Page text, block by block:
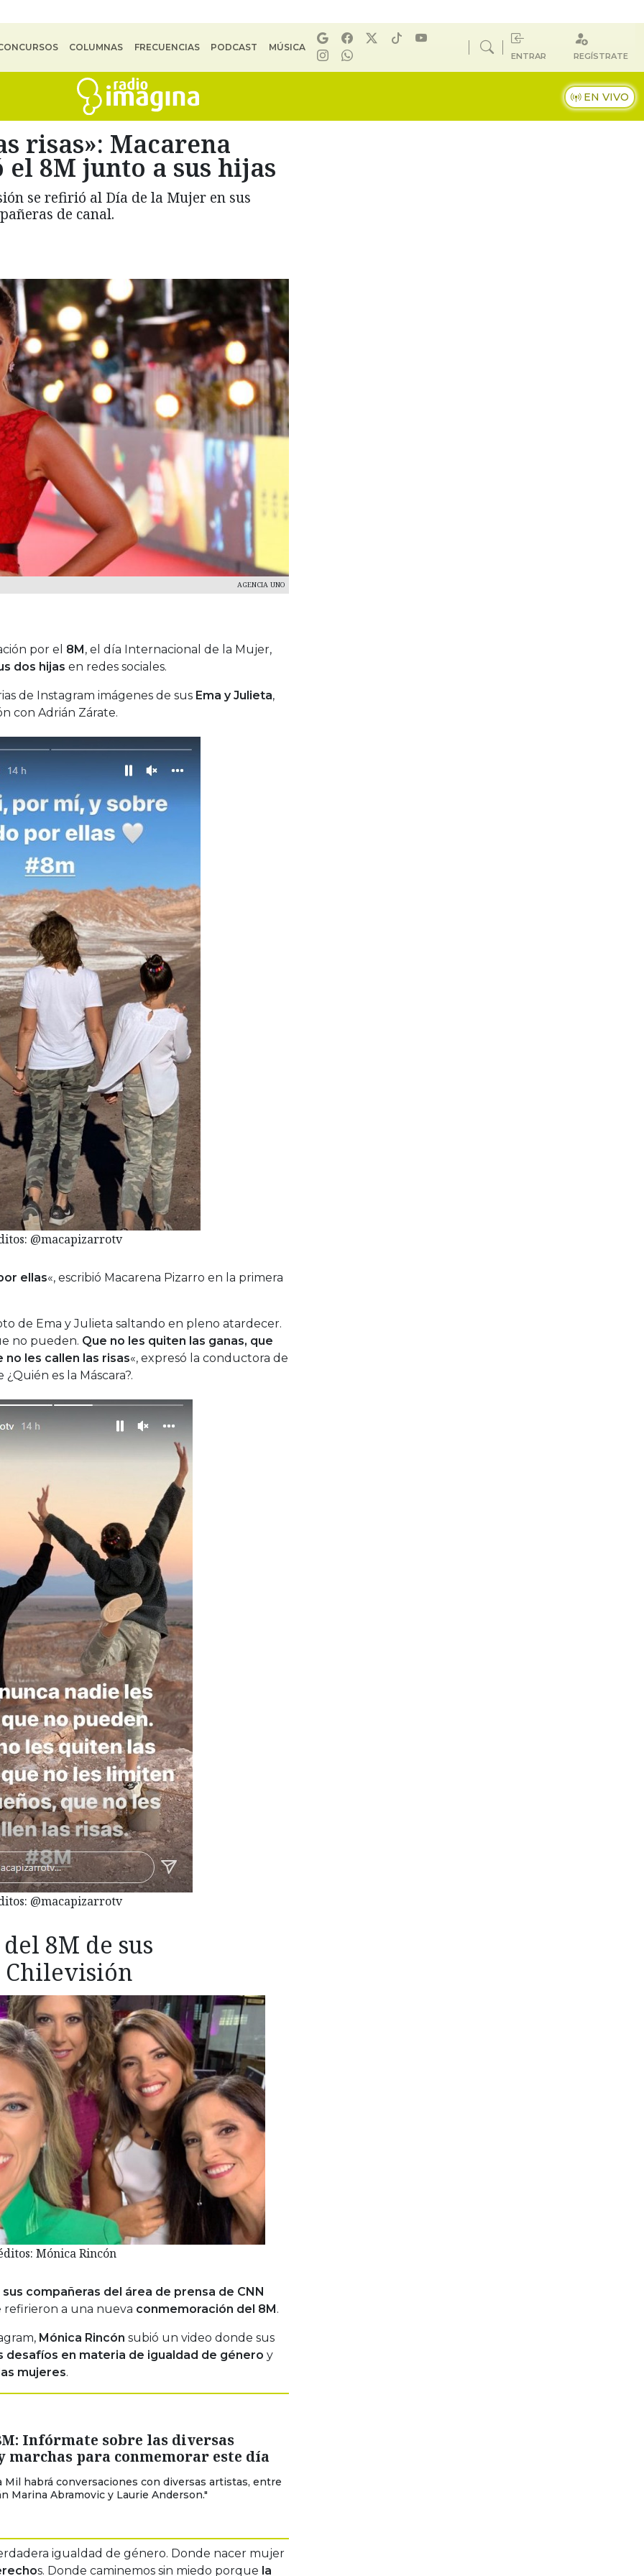
COLUMNAS FRECUENCIAS PODCAST MÚSICA
ENTRAR REGÍSTRATE
EN VIVO
risas»: Macarena
8M junto a sus hijas
se refirió al Día de la Mujer en sus
de canal.
AGENCIA UNO
por el 8M, el día Internacional de la Mujer,
dos hijas en redes sociales.
de Instagram imágenes de sus Ema y Julieta,
con Adrián Zárate.
@macapizarrotv
ellas«, escribió Macarena Pizarro en la primera
de Ema y Julieta saltando en pleno atardecer.
no pueden. Que no les quiten las ganas, que
no les callen las risas«, expresó la conductora de
es la Máscara?.
@macapizarrotv
8M de sus
Chilevisión
Mónica Rincón
sus compañeras del área de prensa de CNN
a una nueva conmemoración del 8M.
Mónica Rincón subió un video donde sus
desafíos en materia de igualdad de género y
mujeres.
Infórmate sobre las diversas
marchas para conmemorar este día
Mil habrá conversaciones con diversas artistas, entre
Marina Abramovic y Laurie Anderson."
igualdad de género. Donde nacer mujer
s. Donde caminemos sin miedo porque la